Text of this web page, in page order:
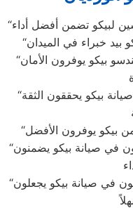
“جودة في كل تفاصيل الصيانة: مهندسو بيكو يوفرون الأمان
“الاعتماد على الاحترافية: مهندسو صيانة بيكو يحققون الثقة
“خدمة فائقة: المهندسون المتخصصون في صيانة بيكو يضمنون
“خبرة تعتمد عليها: مهندسون محترفون في صيانة بيكو يجعلون